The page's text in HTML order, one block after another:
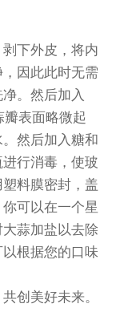
下外皮，将内
因此此时无需
。然后加入
表面略微起
然后加入糖和
行消毒，使玻
料膜密封，盖
可以在一个星
蒜加盐以去除
根据您的口味
创美好未来。